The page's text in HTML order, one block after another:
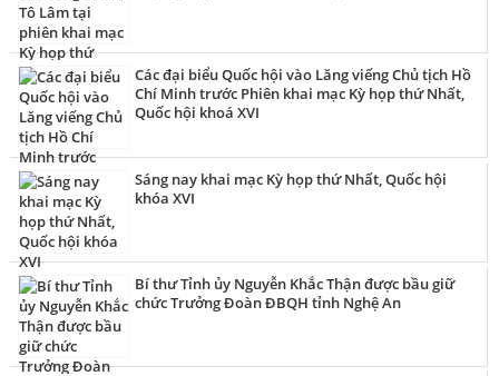
Các đại biểu Quốc hội vào Lăng viếng Chủ tịch Hồ
Chí Minh trước Phiên khai mạc Kỳ họp thứ Nhất,
Quốc hội khoá XVI
Sáng nay khai mạc Kỳ họp thứ Nhất, Quốc hội
khóa XVI
Bí thư Tỉnh ủy Nguyễn Khắc Thận được bầu giữ
chức Trưởng Đoàn ĐBQH tỉnh Nghệ An